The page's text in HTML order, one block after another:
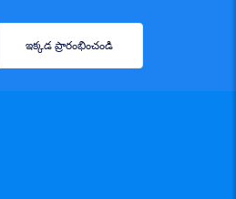
ఇక్కడ ప్రారంభించండి